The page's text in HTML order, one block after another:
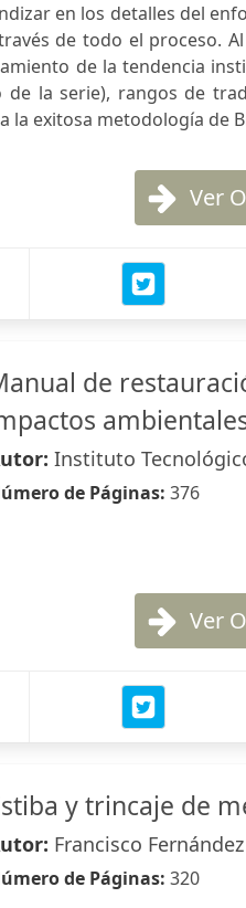
en los detalles del
de todo el proceso.
de la tendencia
la serie), rangos de
la exitosa metodología de
Ver
de
Instituto
de Páginas: 376
Ver
y trincaje de
Francisco
de Páginas: 320